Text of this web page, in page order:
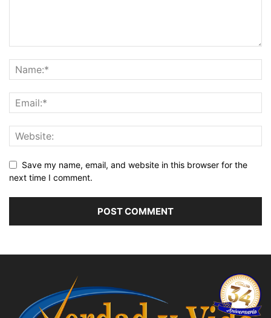
Save my name, email, and website in this browser for the
next time I comment.